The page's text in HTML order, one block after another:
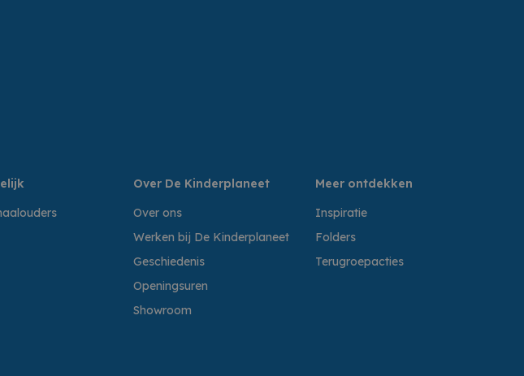
Over De Kinderplaneet
Over ons
Werken bij De Kinderplaneet
Geschiedenis
Openingsuren
Showroom
Meer ontdekken
Inspiratie
Folders
Terugroepacties